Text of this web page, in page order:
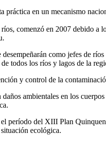
práctica en un mecanismo
comenzó en 2007 debido a
como jefes de
todos los ríos y lagos de la
y control de la
ambientales en los
período del XIII Plan
ecológica.